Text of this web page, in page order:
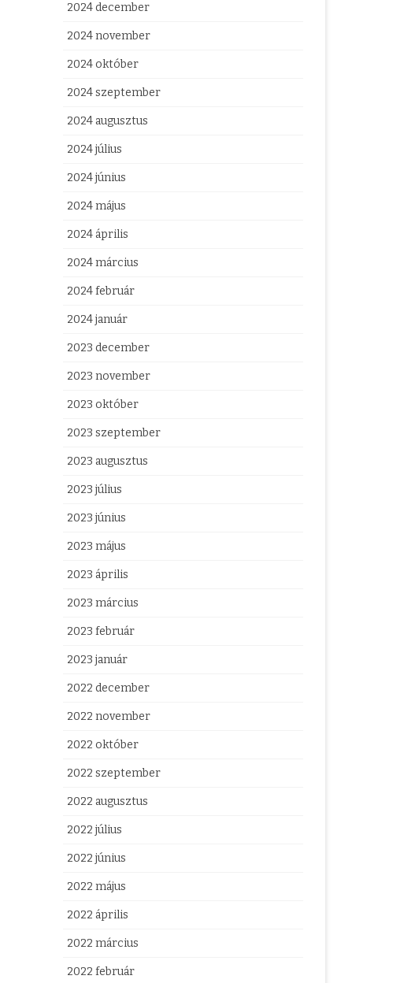
2024 december
2024 november
2024 október
2024 szeptember
2024 augusztus
2024 július
2024 június
2024 május
2024 április
2024 március
2024 február
2024 január
2023 december
2023 november
2023 október
2023 szeptember
2023 augusztus
2023 július
2023 június
2023 május
2023 április
2023 március
2023 február
2023 január
2022 december
2022 november
2022 október
2022 szeptember
2022 augusztus
2022 július
2022 június
2022 május
2022 április
2022 március
2022 február